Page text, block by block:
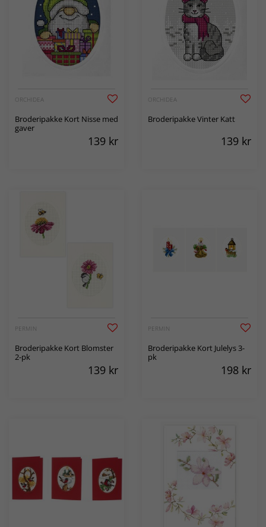
ORCHIDEA
Broderipakke Kort Nisse med
gaver
139 kr
ORCHIDEA
Broderipakke Vinter Katt
139 kr
PERMIN
Broderipakke Kort Blomster
2-pk
139 kr
PERMIN
Broderipakke Kort Julelys 3-
pk
198 kr